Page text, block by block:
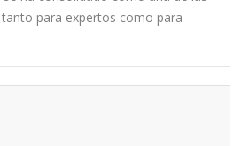
para expertos como para